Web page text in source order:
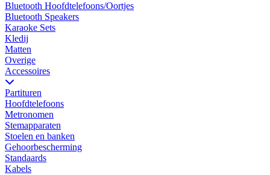
Bluetooth Hoofdtelefoons/Oortjes
Bluetooth Speakers
Karaoke Sets
Kledij
Matten
Overige
Accessoires
Partituren
Hoofdtelefoons
Metronomen
Stemapparaten
Stoelen en banken
Gehoorbescherming
Standaards
Kabels